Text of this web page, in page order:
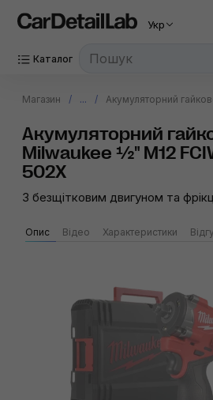
Укр
Каталог
Магазин ...
Акумуляторний
Milwaukee ½" M12
502X
З безщітковим двигуном та
Опис Відео Характеристики